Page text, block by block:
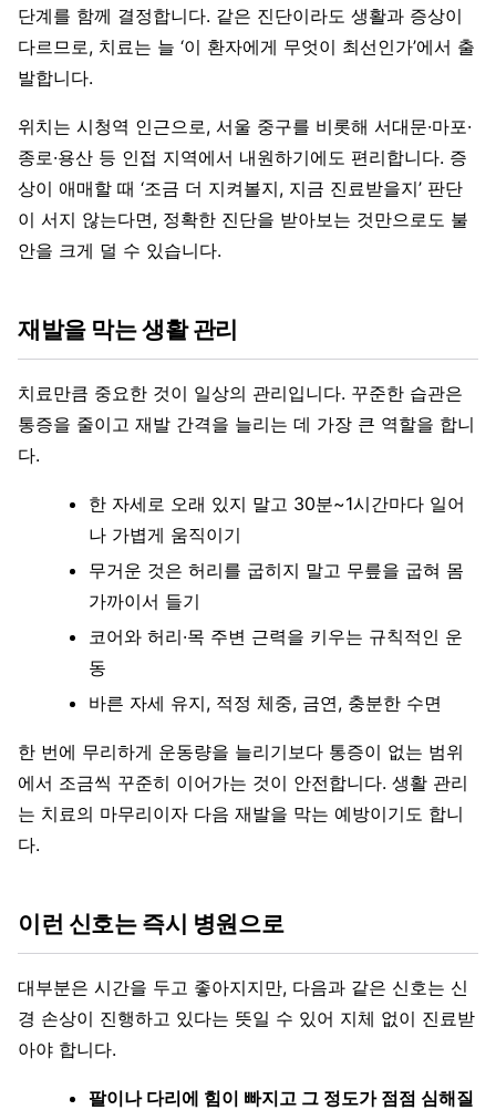
단계를 함께 결정합니다. 같은 진단이라도 생활과 증상이
다르므로, 치료는 늘 ‘이 환자에게 무엇이 최선인가’에서 출
발합니다.
위치는 시청역 인근으로, 서울 중구를 비롯해 서대문·마포·
종로·용산 등 인접 지역에서 내원하기에도 편리합니다. 증
상이 애매할 때 ‘조금 더 지켜볼지, 지금 진료받을지’ 판단
이 서지 않는다면, 정확한 진단을 받아보는 것만으로도 불
안을 크게 덜 수 있습니다.
재발을 막는 생활 관리
치료만큼 중요한 것이 일상의 관리입니다. 꾸준한 습관은
통증을 줄이고 재발 간격을 늘리는 데 가장 큰 역할을 합니
다.
한 자세로 오래 있지 말고 30분~1시간마다 일어
나 가볍게 움직이기
무거운 것은 허리를 굽히지 말고 무릎을 굽혀 몸
가까이서 들기
코어와 허리·목 주변 근력을 키우는 규칙적인 운
동
바른 자세 유지, 적정 체중, 금연, 충분한 수면
한 번에 무리하게 운동량을 늘리기보다 통증이 없는 범위
에서 조금씩 꾸준히 이어가는 것이 안전합니다. 생활 관리
는 치료의 마무리이자 다음 재발을 막는 예방이기도 합니
다.
이런 신호는 즉시 병원으로
대부분은 시간을 두고 좋아지지만, 다음과 같은 신호는 신
경 손상이 진행하고 있다는 뜻일 수 있어 지체 없이 진료받
아야 합니다.
팔이나 다리에 힘이 빠지고 그 정도가 점점 심해질